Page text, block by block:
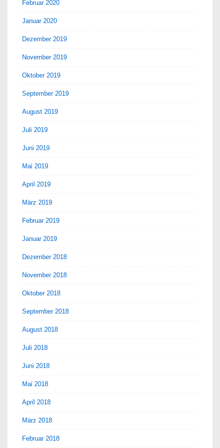
Februar 2020
Januar 2020
Dezember 2019
November 2019
Oktober 2019
September 2019
August 2019
Juli 2019
Juni 2019
Mai 2019
April 2019
März 2019
Februar 2019
Januar 2019
Dezember 2018
November 2018
Oktober 2018
September 2018
August 2018
Juli 2018
Juni 2018
Mai 2018
April 2018
März 2018
Februar 2018